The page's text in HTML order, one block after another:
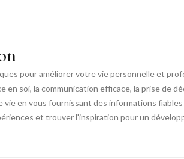
pour améliorer votre vie personnelle et
soi, la communication efficace, la prise de
en vous fournissant des informations
et trouver l'inspiration pour un